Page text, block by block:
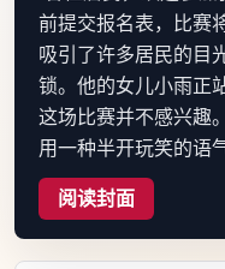
前提交报名表，比赛
吸引了许多居民的目
锁。他的女儿小雨正
这场比赛并不感兴趣
用一种半开玩笑的语
阅读封面